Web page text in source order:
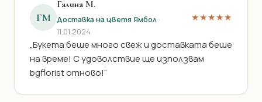
ГМ
Галина М.
Доставка на цветя Ямбол ·
11.01.2024
★★★★★
„Букета беше много свеж и доставката беше
на време! С удоволствие ще използвам
bgflorist отново!“